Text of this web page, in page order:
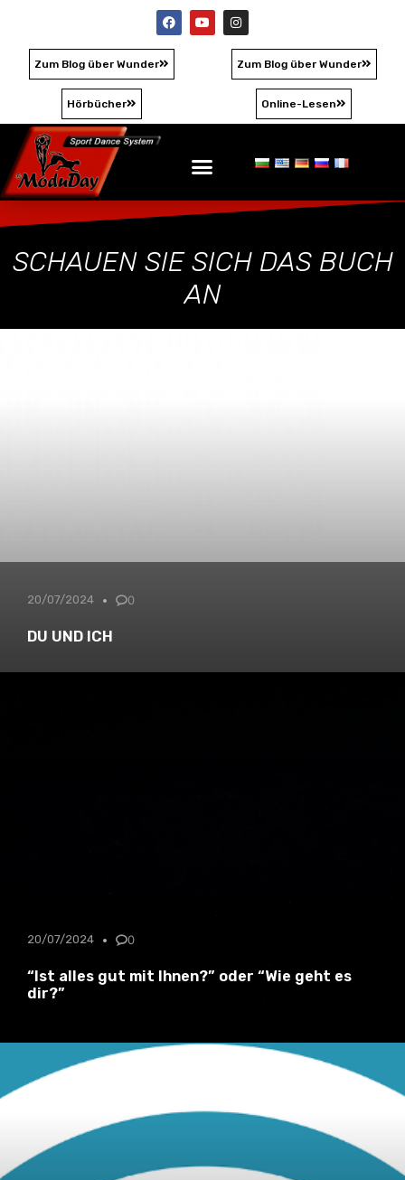
springen
F
a
c
e
b
o
Y
o
u
I
n
s
t
a
g
Zum Blog über Wunder Zum Blog über Wunder
Hörbücher Online-Lesen
SCHAUEN SIE SICH DAS BUCH
AN
20/07/2024 0
DU UND ICH
20/07/2024 0
“Ist alles gut mit Ihnen?” oder “Wie geht es
dir?”